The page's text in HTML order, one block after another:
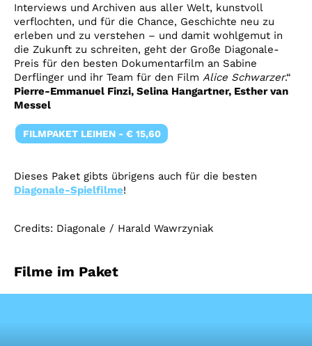
Interviews und Archiven aus aller Welt, kunstvoll
verflochten, und für die Chance, Geschichte neu zu
erleben und zu verstehen – und damit wohlgemut in
die Zukunft zu schreiten, geht der Große Diagonale-
Preis für den besten Dokumentarfilm an Sabine
Derflinger und ihr Team für den Film Alice Schwarzer.“
Pierre-Emmanuel Finzi, Selina Hangartner, Esther van
Messel
FILMPAKET LEIHEN - € 15,60
Dieses Paket gibts übrigens auch für die besten
Diagonale-Spielfilme!
Credits: Diagonale / Harald Wawrzyniak
Filme im Paket